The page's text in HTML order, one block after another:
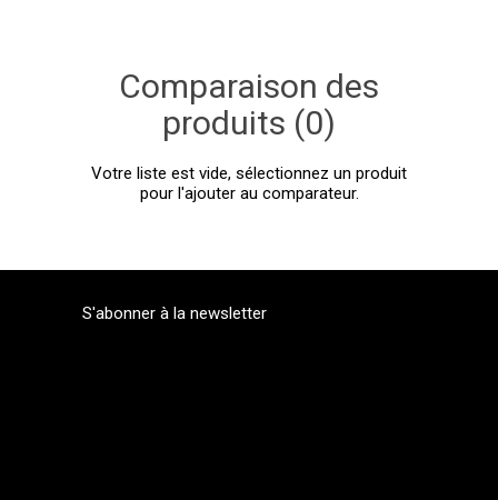
Comparaison des
produits (0)
Votre liste est vide, sélectionnez un produit
pour l'ajouter au comparateur.
S'abonner à la newsletter